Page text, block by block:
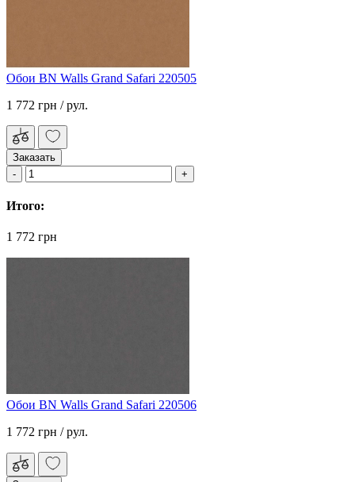
Обои BN Walls Grand Safari 220505
1 772 грн / рул.
Заказать
Итого:
1 772 грн
Обои BN Walls Grand Safari 220506
1 772 грн / рул.